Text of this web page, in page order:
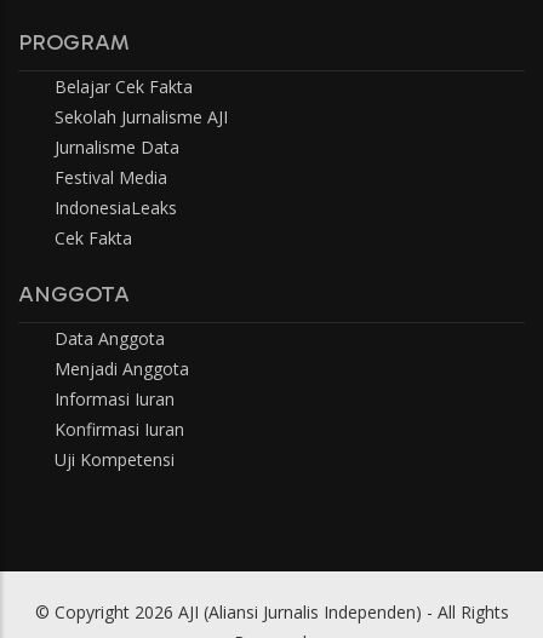
PROGRAM
Belajar Cek Fakta
Sekolah Jurnalisme AJI
Jurnalisme Data
Festival Media
IndonesiaLeaks
Cek Fakta
ANGGOTA
Data Anggota
Menjadi Anggota
Informasi Iuran
Konfirmasi Iuran
Uji Kompetensi
© Copyright 2026 AJI (Aliansi Jurnalis Independen) - All Rights